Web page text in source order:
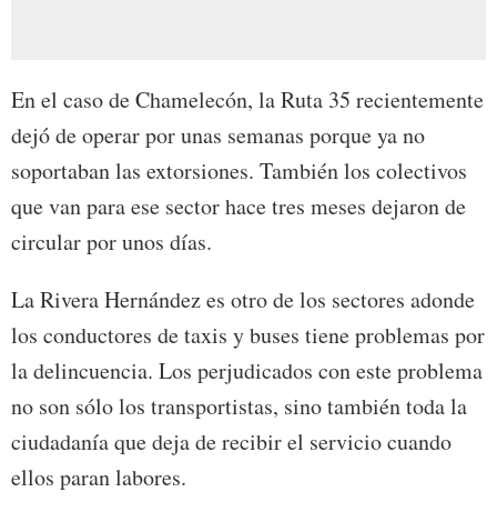
En el caso de Chamelecón, la Ruta 35 recientemente
dejó de operar por unas semanas porque ya no
soportaban las extorsiones. También los colectivos
que van para ese sector hace tres meses dejaron de
circular por unos días.
La Rivera Hernández es otro de los sectores adonde
los conductores de taxis y buses tiene problemas por
la delincuencia. Los perjudicados con este problema
no son sólo los transportistas, sino también toda la
ciudadanía que deja de recibir el servicio cuando
ellos paran labores.